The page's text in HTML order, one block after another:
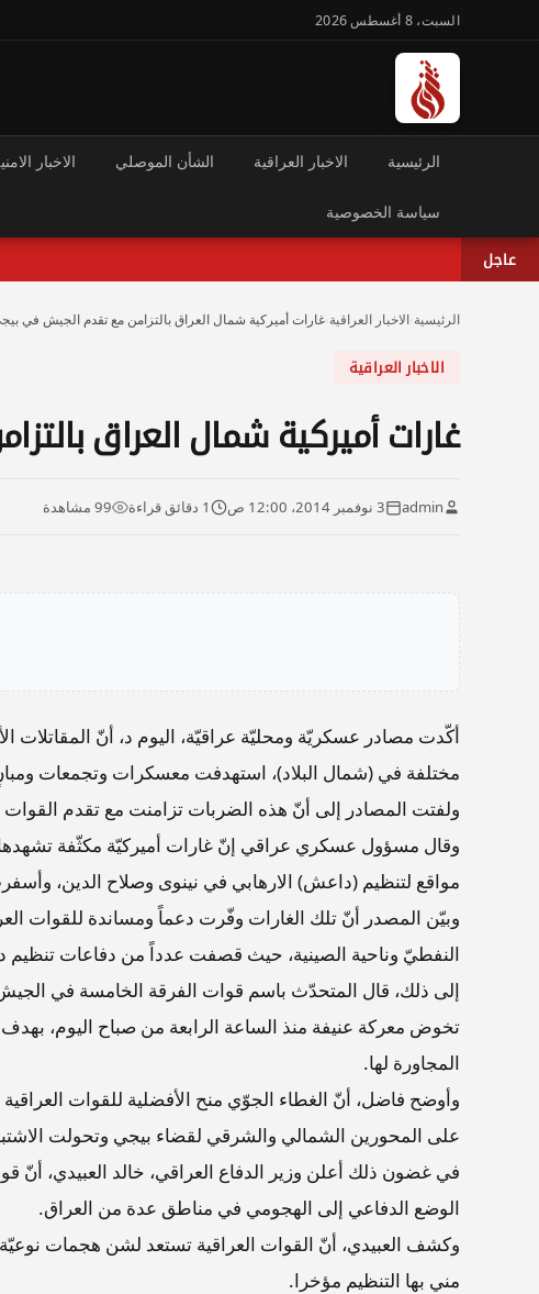
السبت، 8 أغسطس 2026
الرئيسية الاخبار العراقية الشأن الموصلي الاخبار
سياسة الخصوصية
عاجل
الرئيسية الاخبار العراقية غارات أميركية شمال العراق بالتزامن مع تقدم الجيش في
الاخبار العراقية
غارات أميركية شمال العراق
admin 3 نوفمبر 2014، 12:00 ص 1 دقائق قراءة 99 مشاهدة
أكّدت مصادر عسكريّة ومحليّة عراقيّة، اليوم د، أنّ
مختلفة في (شمال البلاد)، استهدفت معسكرات وتجمعات
ولفتت المصادر إلى أنّ هذه الضربات تزامنت مع تقدم القوات
وقال مسؤول عسكري عراقي إنّ غارات أميركيّة مكثّفة تشهدها
مواقع لتنظيم (داعش) الارهابي في نينوى وصلاح الدين،
وبيّن المصدر أنّ تلك الغارات وفّرت دعماً ومساندة للقوات
النفطيّ وناحية الصينية، حيث قصفت عدداً من دفاعات
إلى ذلك، قال المتحدّث باسم قوات الفرقة الخامسة في
تخوض معركة عنيفة منذ الساعة الرابعة من صباح اليوم،
المجاورة لها.
وأوضح فاضل، أنّ الغطاء الجوّي منح الأفضلية للقوات
على المحورين الشمالي والشرقي لقضاء بيجي وتحولت
في غضون ذلك أعلن وزير الدفاع العراقي، خالد العبيدي،
الوضع الدفاعي إلى الهجومي في مناطق عدة من العراق.
وكشف العبيدي، أنّ القوات العراقية تستعد لشن هجمات
مني بها التنظيم مؤخرا.